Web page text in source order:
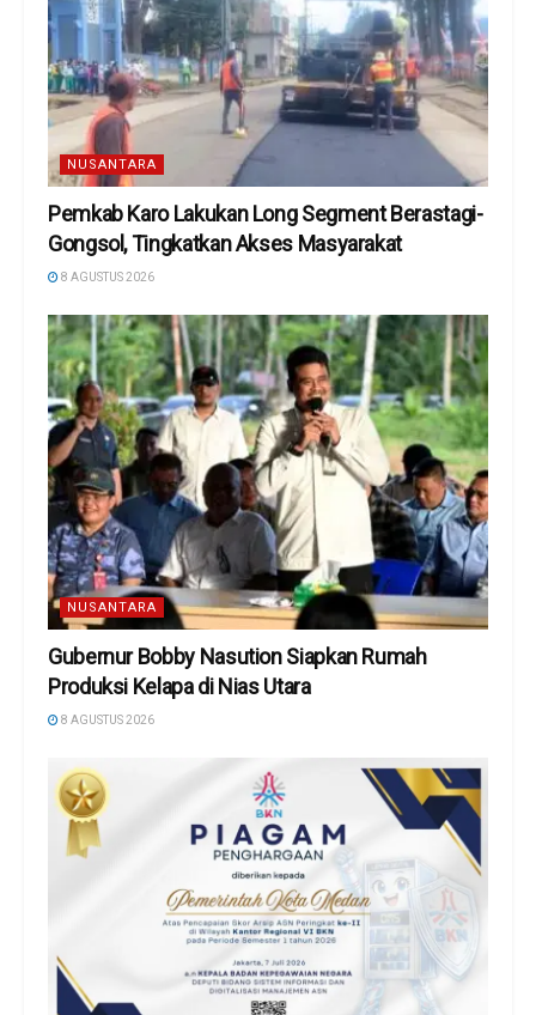
NUSANTARA
Pemkab Karo Lakukan Long Segment Berastagi-
Gongsol, Tingkatkan Akses Masyarakat
8 AGUSTUS 2026
NUSANTARA
Gubernur Bobby Nasution Siapkan Rumah
Produksi Kelapa di Nias Utara
8 AGUSTUS 2026